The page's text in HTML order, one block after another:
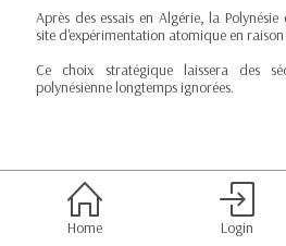
Après des essais en Algérie, la
site d'expérimentation atomique en
Ce choix stratégique laissera des
polynésienne longtemps ignorées.
Home Login